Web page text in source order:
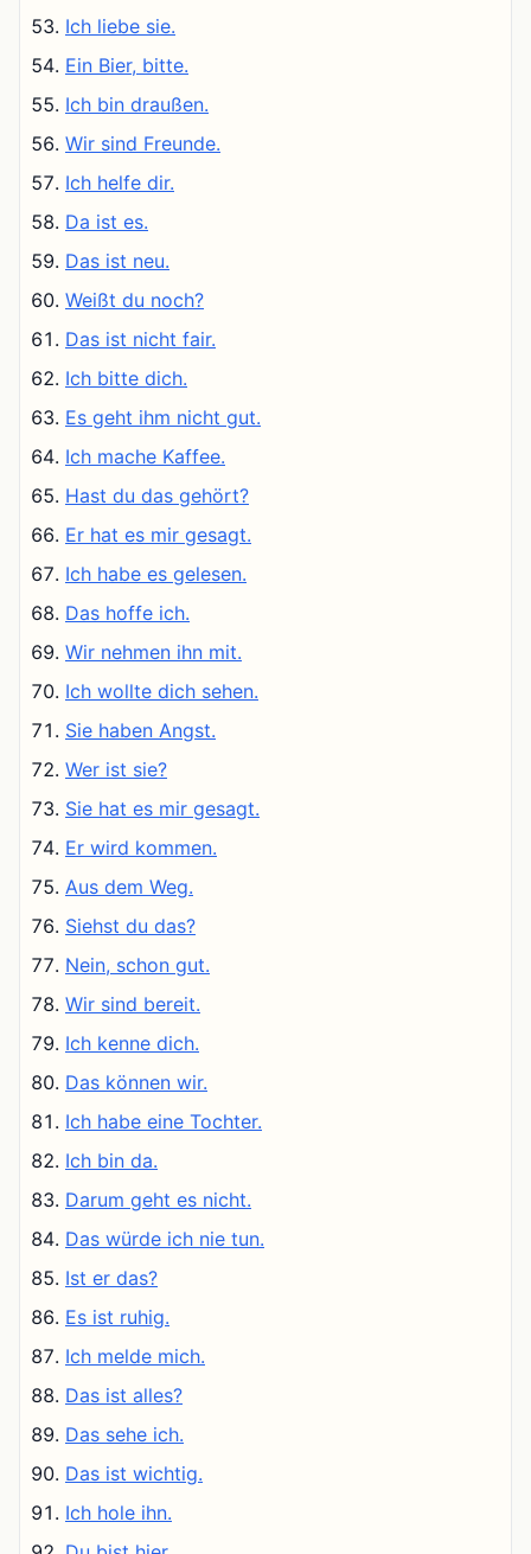
Ich liebe sie.
Ein Bier, bitte.
Ich bin draußen.
Wir sind Freunde.
Ich helfe dir.
Da ist es.
Das ist neu.
Weißt du noch?
Das ist nicht fair.
Ich bitte dich.
Es geht ihm nicht gut.
Ich mache Kaffee.
Hast du das gehört?
Er hat es mir gesagt.
Ich habe es gelesen.
Das hoffe ich.
Wir nehmen ihn mit.
Ich wollte dich sehen.
Sie haben Angst.
Wer ist sie?
Sie hat es mir gesagt.
Er wird kommen.
Aus dem Weg.
Siehst du das?
Nein, schon gut.
Wir sind bereit.
Ich kenne dich.
Das können wir.
Ich habe eine Tochter.
Ich bin da.
Darum geht es nicht.
Das würde ich nie tun.
Ist er das?
Es ist ruhig.
Ich melde mich.
Das ist alles?
Das sehe ich.
Das ist wichtig.
Ich hole ihn.